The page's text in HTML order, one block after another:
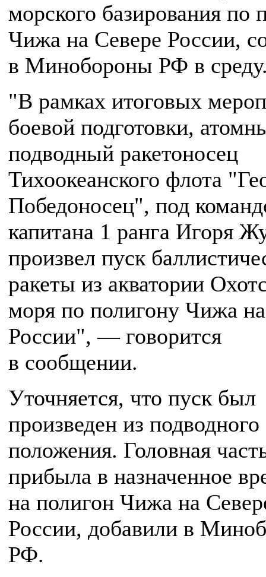
морского базирования по
Чижа на Севере России,
в Минобороны РФ в
"В рамках итоговых
боевой подготовки,
подводный ракетоносец
Тихоокеанского флота
Победоносец", под
капитана 1 ранга Игоря
произвел пуск
ракеты из акватории
моря по полигону Чижа
России", — говорится
в сообщении.
Уточняется, что пуск был
произведен из подводного
положения. Головная
прибыла в назначенное
на полигон Чижа на
России, добавили в
РФ.